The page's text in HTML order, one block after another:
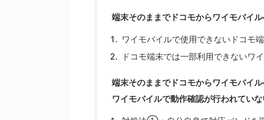
端末そのままでドコモからワイモバイ
ワイモバイルで使用できないドコモ
ドコモ端末では一部利用できないワ
端末そのままでドコモからワイモバイ
ワイモバイルで動作確認が行われてい